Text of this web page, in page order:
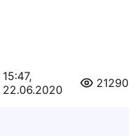
15:47,
22.06.2020
21290